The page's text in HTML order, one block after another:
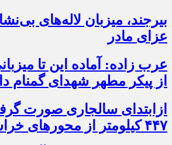
بیرجند، میزبان لاله‌های
عزای مادر
عرب زاده: آماده این تا
از پیکر مطهر شهدای گمنام
ازابتدای سالجاری صورت
۴۴۷ کیلومتر از محورهای خراسان جنوبی